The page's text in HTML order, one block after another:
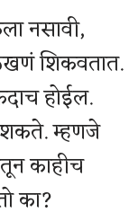
नसावी,
शिकवतात.
होईल.
म्हणजे
काहीच
का?